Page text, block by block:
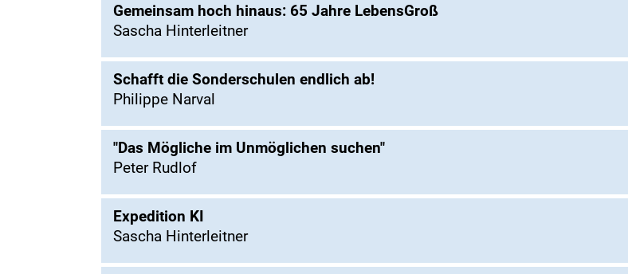
Gemeinsam hoch hinaus: 65 Jahre LebensGroß
Sascha Hinterleitner
Schafft die Sonderschulen endlich ab!
Philippe Narval
"Das Mögliche im Unmöglichen suchen"
Peter Rudlof
Expedition KI
Sascha Hinterleitner